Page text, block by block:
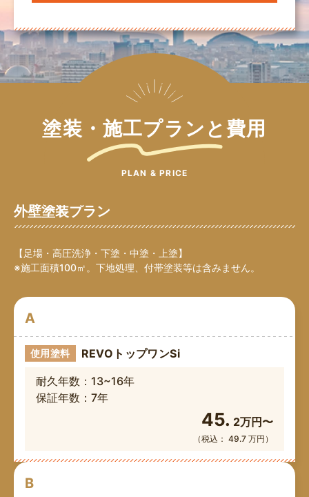
塗装・施工プランと費用
PLAN & PRICE
外壁塗装プラン
【足場・高圧洗浄・下塗・中塗・上塗】
※施工面積100㎡。下地処理、付帯塗装等は含みません。
A
使用塗料
REVOトップワンSi
耐久年数：13~16年
保証年数：7年
45. 2万円〜
（税込： 49.7 万円）
B